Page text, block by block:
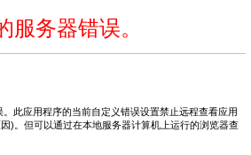
服务器错误。
此应用程序的当前自定义错误设置禁止远程查看应用
)。但可以通过在本地服务器计算机上运行的浏览器查